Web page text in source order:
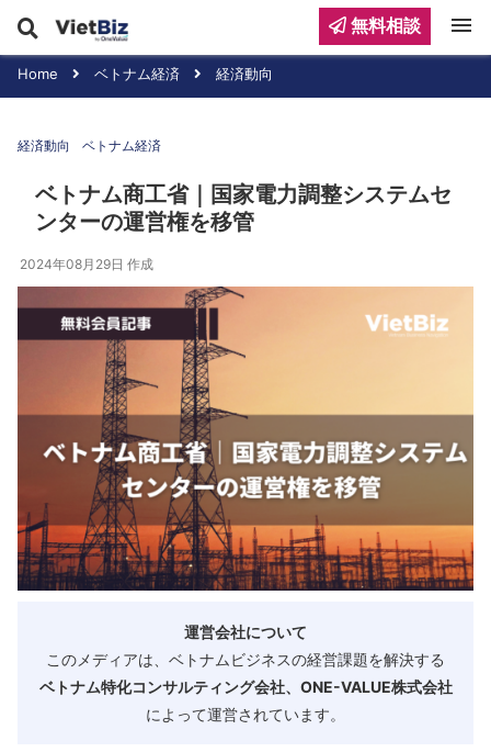
Home ベトナム経済 経済動向
経済動向 ベトナム経済
ベトナム商工省｜国家電力調整システムセ
ンターの運営権を移管
2024年08月29日 作成
運営会社について
このメディアは、ベトナムビジネスの経営課題を解決する
ベトナム特化コンサルティング会社、ONE-VALUE株式会社
によって運営されています。
無料相談 menu